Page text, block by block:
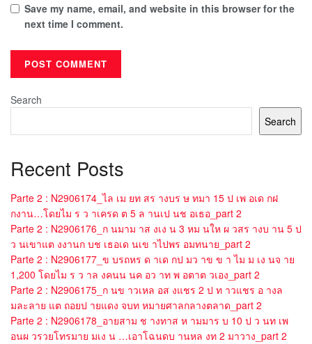
Save my name, email, and website in this browser for the
next time I comment.
Search
Search
Recent Posts
Parte 2 : N2906174_ไล เม ยท สร างบร ษ ทมา 15 ป เพ อเด กฝ
กงาน…โดยไม ร ว าเครด ต 5 ล านเป นช อเธอ_part 2
Parte 2 : N2906176_ก นมาม าส งเง น 3 หม นให ผ วสร างบ าน 5 ป
ว นเขาแต งงานก บช เธอเด นเข าไปพร อมทนาย_part 2
Parte 2 : N2906177_ข บรถหร ด าเด กป มว าข ข า ไม ม เง นจ าย
1,200 โดยไม ร ว าล งคนน นค อว าท พ อตาต วเอง_part 2
Parte 2 : N2906175_ก นข าวเหล อส งแชร 2 ป ท าวแชร อ างล
มละลาย แต ถอยป ายแดง จบท หมายศาลกลางตลาด_part 2
Parte 2 : N2906178_อายสาม ช างทาส ห ามมาร บ 10 ป ว นท เพ
อนผ วรวยโทรมาย มเง น …เอาโฉนดบ านหล งท 2 มาวาง_part 2